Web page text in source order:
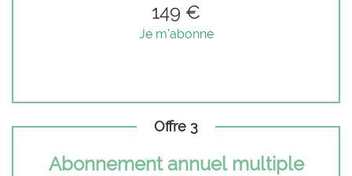
149 €
Je m'abonne
Offre 3
Abonnement annuel multiple